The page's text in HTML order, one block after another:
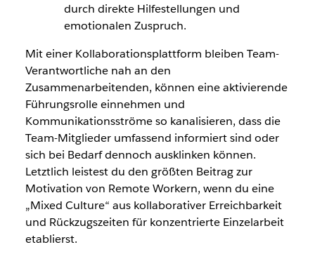
durch direkte Hilfestellungen und
emotionalen Zuspruch.
Mit einer Kollaborationsplattform bleiben Team-
Verantwortliche nah an den
Zusammenarbeitenden, können eine aktivierende
Führungsrolle einnehmen und
Kommunikationsströme so kanalisieren, dass die
Team-Mitglieder umfassend informiert sind oder
sich bei Bedarf dennoch ausklinken können.
Letztlich leistest du den größten Beitrag zur
Motivation von Remote Workern, wenn du eine
„Mixed Culture“ aus kollaborativer Erreichbarkeit
und Rückzugszeiten für konzentrierte Einzelarbeit
etablierst.